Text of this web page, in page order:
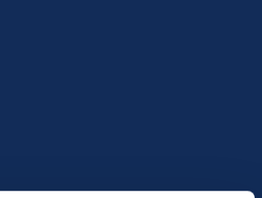
erweitert. Regelmäßige
Information ergänzen das
Vinothek der Koblenz-Touristik
alle Events des Festivals
rund um die Weinkultur, die in
stattfinden. Zudem gibt es hier